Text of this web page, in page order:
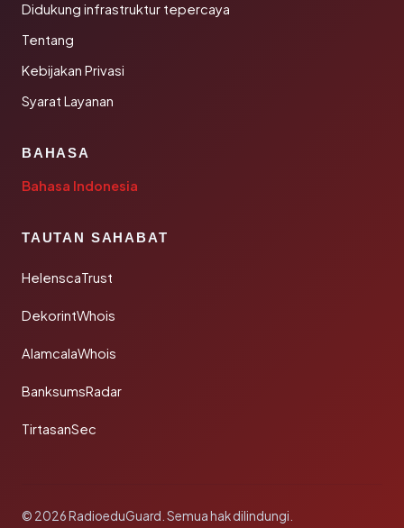
Didukung infrastruktur tepercaya
Tentang
Kebijakan Privasi
Syarat Layanan
BAHASA
Bahasa Indonesia
TAUTAN SAHABAT
HelenscaTrust
DekorintWhois
AlamcalaWhois
BanksumsRadar
TirtasanSec
© 2026 RadioeduGuard. Semua hak dilindungi.